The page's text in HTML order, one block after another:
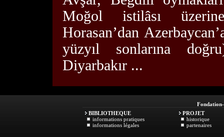
Moğol istilâsı
Horasan’dan
yüzyıl sonlarına
Diyarbakır ...
Fondation
BIBLIOTHEQUE
informations pratiques
informations légales
PROJET
historique
partenaires